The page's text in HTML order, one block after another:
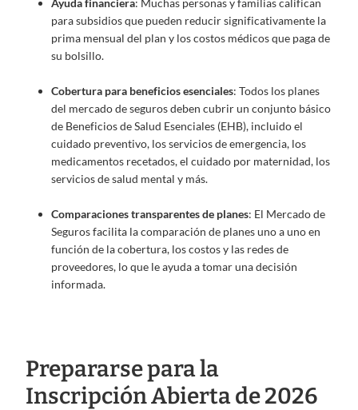
para subsidios que pueden reducir significativamente la
prima mensual del plan y los costos médicos que paga de
su bolsillo.
Cobertura para beneficios esenciales: Todos los planes
del mercado de seguros deben cubrir un conjunto básico
de Beneficios de Salud Esenciales (EHB), incluido el
cuidado preventivo, los servicios de emergencia, los
medicamentos recetados, el cuidado por maternidad, los
servicios de salud mental y más.
Comparaciones transparentes de planes: El Mercado de
Seguros facilita la comparación de planes uno a uno en
función de la cobertura, los costos y las redes de
proveedores, lo que le ayuda a tomar una decisión
informada.
Prepararse para la
Inscripción Abierta de 2026